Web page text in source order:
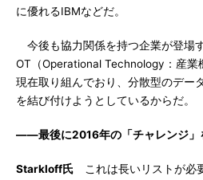
に優れるIBMなどだ。
今後も協力関係を持つ企業が登場
OT（Operational Technology：産業
現在取り組んでおり、分散型のデー
を結び付けようとしているからだ。
――最後に2016年の「チャレンジ」
Starkloff氏 これは長いリストが必